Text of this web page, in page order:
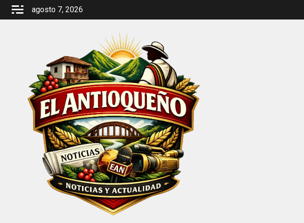
Saltar
agosto 7, 2026